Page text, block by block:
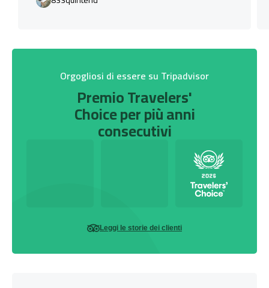
Orgogliosi di essere su Tripadvisor
Premio Travelers'
Choice per più anni
consecutivi
Leggi le storie dei clienti